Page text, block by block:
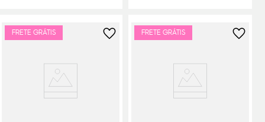
FRETE GRÁTIS FRETE GRÁTIS